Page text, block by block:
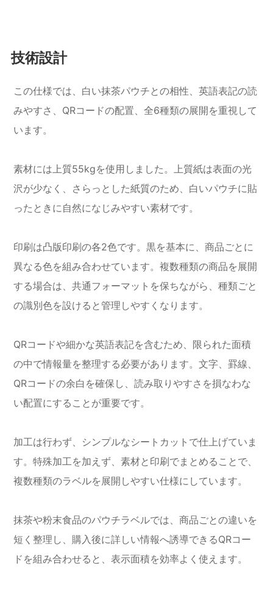
技術設計
この仕様では、白い抹茶パウチとの相性、英語表記の読
みやすさ、QRコードの配置、全6種類の展開を重視して
います。
素材には上質55kgを使用しました。上質紙は表面の光
沢が少なく、さらっとした紙質のため、白いパウチに貼
ったときに自然になじみやすい素材です。
印刷は凸版印刷の各2色です。黒を基本に、商品ごとに
異なる色を組み合わせています。複数種類の商品を展開
する場合は、共通フォーマットを保ちながら、種類ごと
の識別色を設けると管理しやすくなります。
QRコードや細かな英語表記を含むため、限られた面積
の中で情報量を整理する必要があります。文字、罫線、
QRコードの余白を確保し、読み取りやすさを損なわな
い配置にすることが重要です。
加工は行わず、シンプルなシートカットで仕上げていま
す。特殊加工を加えず、素材と印刷でまとめることで、
複数種類のラベルを展開しやすい仕様にしています。
抹茶や粉末食品のパウチラベルでは、商品ごとの違いを
短く整理し、購入後に詳しい情報へ誘導できるQRコー
ドを組み合わせると、表示面積を効率よく使えます。